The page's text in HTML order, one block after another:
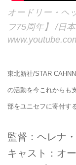
オードリー・ヘ
フ75周年】 /日
東北新社/STAR
の活動を今これからも
部をユニセフに寄付す
監督：ヘレナ
キャスト：オ